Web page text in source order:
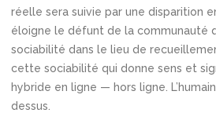
réelle sera suivie par une disparition
éloigne le défunt de la communauté
sociabilité dans le lieu de
cette sociabilité qui donne sens et
hybride en ligne — hors ligne.
dessus.